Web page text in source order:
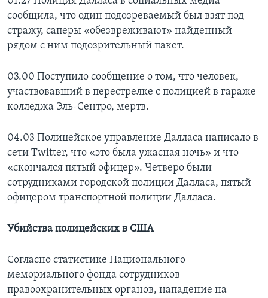
сообщила, что один подозреваемый был взят под
стражу, саперы «обезвреживают» найденный
рядом с ним подозрительный пакет.
03.00 Поступило сообщение о том, что человек,
участвовавший в перестрелке с полицией в гараже
колледжа Эль-Сентро, мертв.
04.03 Полицейское управление Далласа написало в
сети Twitter, что «это была ужасная ночь» и что
«скончался пятый офицер». Четверо были
сотрудниками городской полиции Далласа, пятый –
офицером транспортной полиции Далласа.
Убийства полицейских в США
Согласно статистике Национального
мемориального фонда сотрудников
правоохранительных органов, нападение на